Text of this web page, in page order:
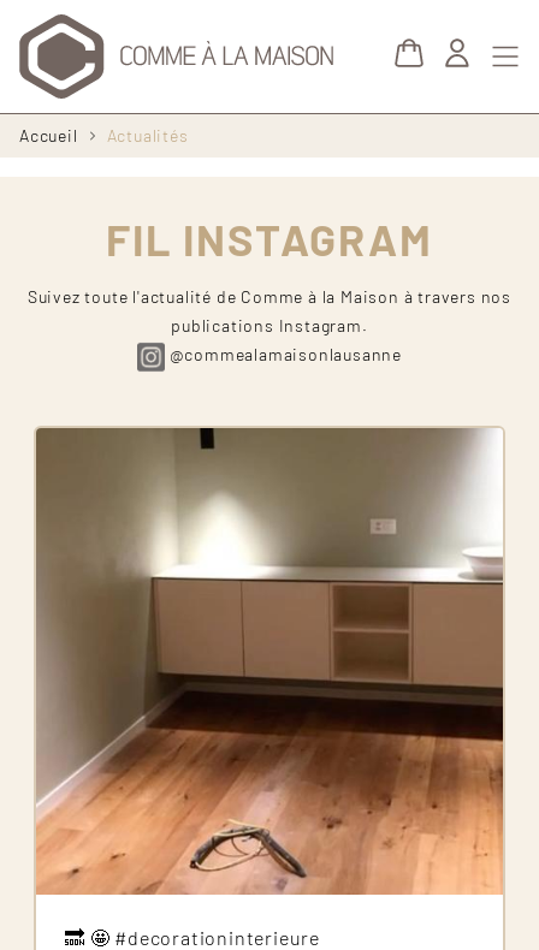
Fil
d'Ariane
Accueil Actualités
FIL INSTAGRAM
Suivez toute l'actualité de Comme à la Maison à travers nos
publications Instagram.
@commealamaisonlausanne
🔜 🤩 #decorationinterieure